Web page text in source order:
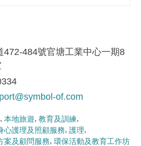
472-484號官塘工業中心一期8
of.com
本地旅遊 教育及訓練
心護理及照顧服務 護理
案及顧問服務 環保活動及教育工作坊